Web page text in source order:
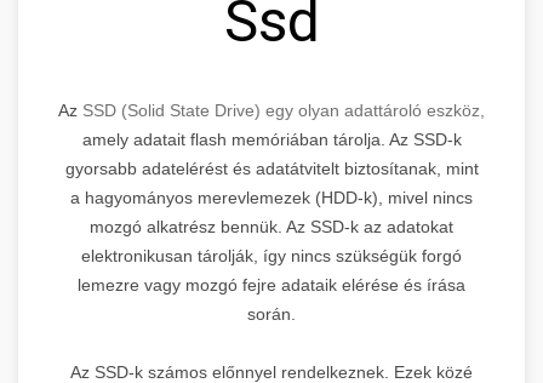
Ssd
Az SSD (Solid State Drive) egy olyan adattároló eszköz,
amely adatait flash memóriában tárolja. Az SSD-k
gyorsabb adatelérést és adatátvitelt biztosítanak, mint
a hagyományos merevlemezek (HDD-k), mivel nincs
mozgó alkatrész bennük. Az SSD-k az adatokat
elektronikusan tárolják, így nincs szükségük forgó
lemezre vagy mozgó fejre adataik elérése és írása
során.
Az SSD-k számos előnnyel rendelkeznek. Ezek közé